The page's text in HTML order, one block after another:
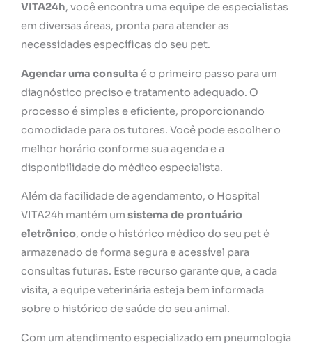
VITA24h, você encontra uma equipe de especialistas
em diversas áreas, pronta para atender as
necessidades específicas do seu pet.
Agendar uma consulta é o primeiro passo para um
diagnóstico preciso e tratamento adequado. O
processo é simples e eficiente, proporcionando
comodidade para os tutores. Você pode escolher o
melhor horário conforme sua agenda e a
disponibilidade do médico especialista.
Além da facilidade de agendamento, o Hospital
VITA24h mantém um sistema de prontuário
eletrônico, onde o histórico médico do seu pet é
armazenado de forma segura e acessível para
consultas futuras. Este recurso garante que, a cada
visita, a equipe veterinária esteja bem informada
sobre o histórico de saúde do seu animal.
Com um atendimento especializado em pneumologia